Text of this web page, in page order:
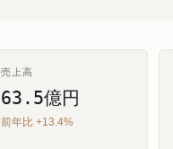
売上高
63.5億円
前年比 +13.4%